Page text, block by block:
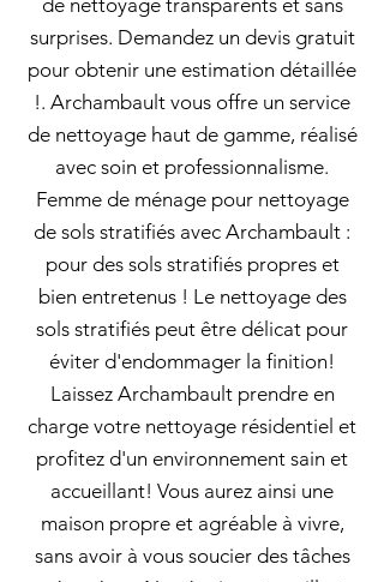
de nettoyage transparents et sans
surprises. Demandez un devis gratuit
pour obtenir une estimation détaillée
!. Archambault vous offre un service
de nettoyage haut de gamme, réalisé
avec soin et professionnalisme.
Femme de ménage pour nettoyage
de sols stratifiés avec Archambault :
pour des sols stratifiés propres et
bien entretenus ! Le nettoyage des
sols stratifiés peut être délicat pour
éviter d'endommager la finition!
Laissez Archambault prendre en
charge votre nettoyage résidentiel et
profitez d'un environnement sain et
accueillant! Vous aurez ainsi une
maison propre et agréable à vivre,
sans avoir à vous soucier des tâches